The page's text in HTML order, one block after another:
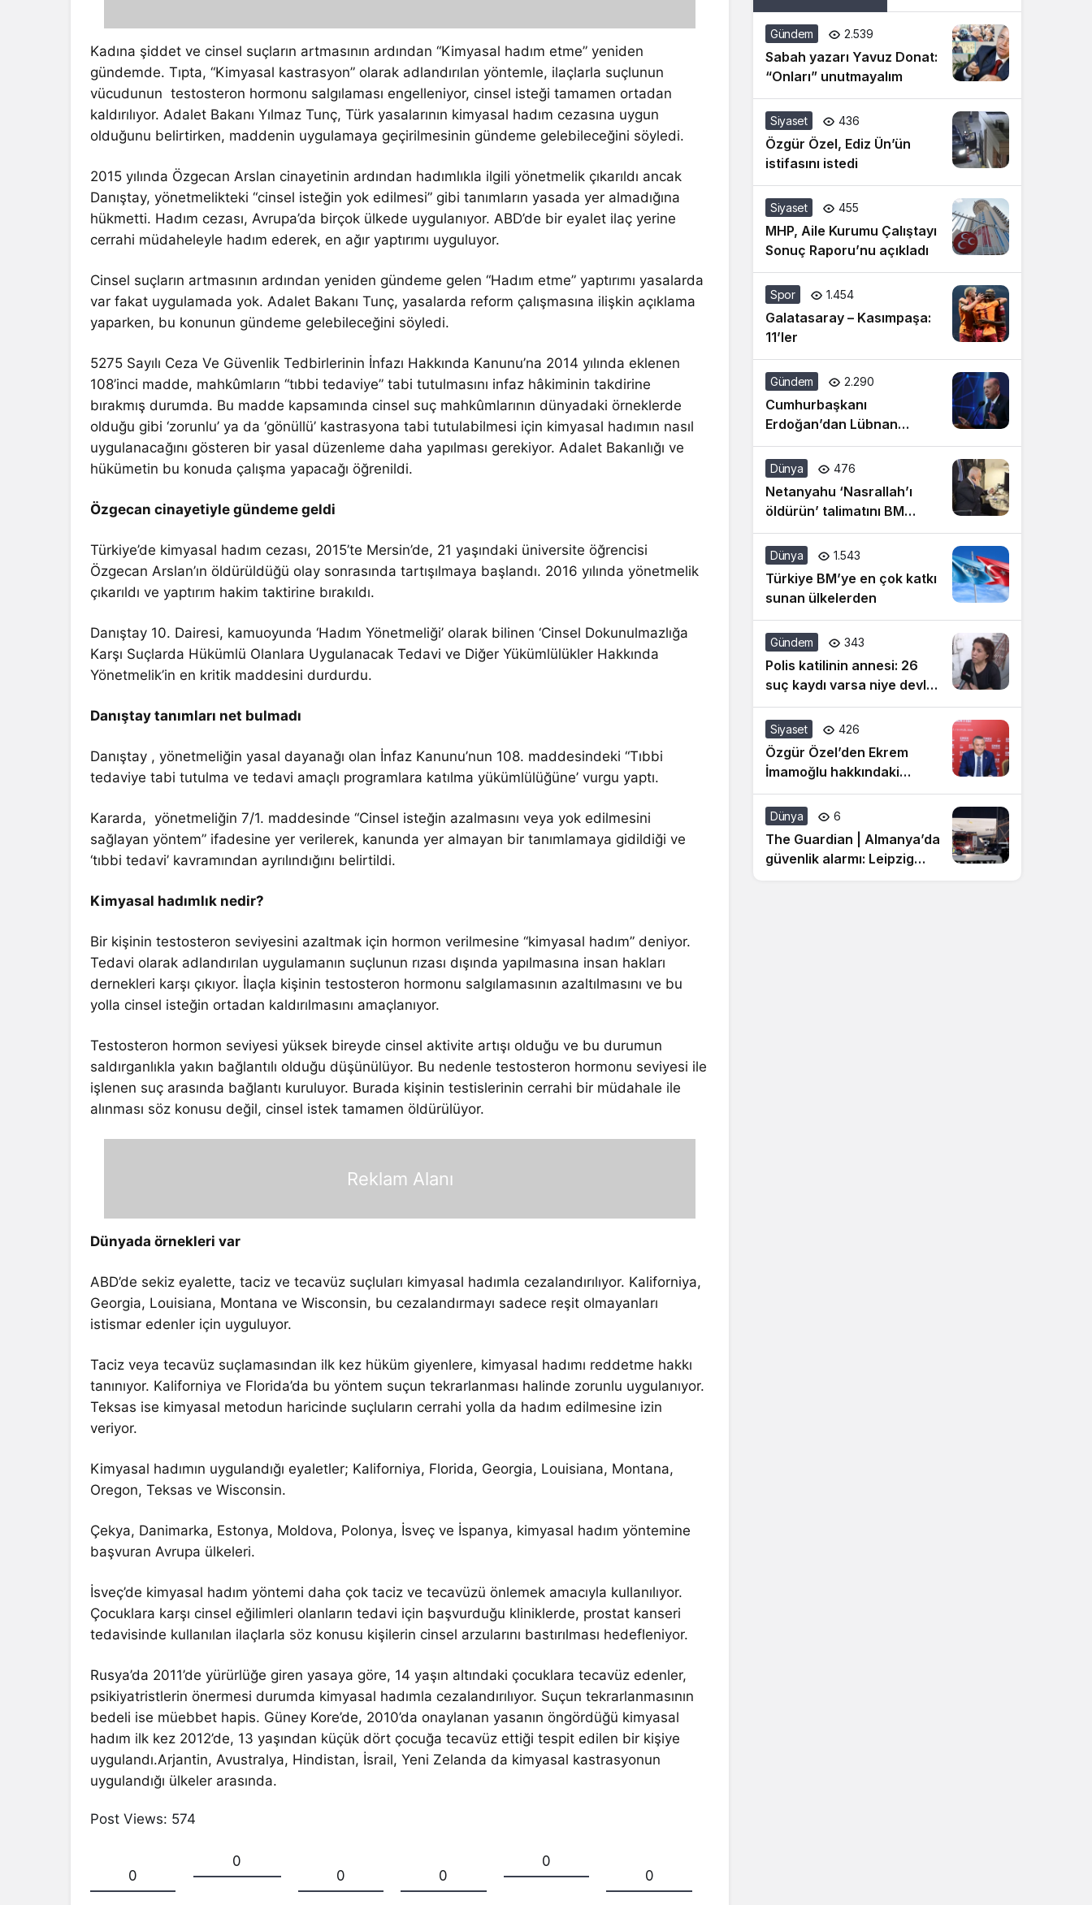
Kadına şiddet ve cinsel suçların artmasının ardından “Kimyasal hadım etme” yeniden
gündemde. Tıpta, “Kimyasal kastrasyon” olarak adlandırılan yöntemle, ilaçlarla suçlunun
vücudunun testosteron hormonu salgılaması engelleniyor, cinsel isteği tamamen ortadan
kaldırılıyor. Adalet Bakanı Yılmaz Tunç, Türk yasalarının kimyasal hadım cezasına uygun
olduğunu belirtirken, maddenin uygulamaya geçirilmesinin gündeme gelebileceğini söyledi.
2015 yılında Özgecan Arslan cinayetinin ardından hadımlıkla ilgili yönetmelik çıkarıldı ancak
Danıştay, yönetmelikteki “cinsel isteğin yok edilmesi” gibi tanımların yasada yer almadığına
hükmetti. Hadım cezası, Avrupa’da birçok ülkede uygulanıyor. ABD’de bir eyalet ilaç yerine
cerrahi müdaheleyle hadım ederek, en ağır yaptırımı uyguluyor.
Cinsel suçların artmasının ardından yeniden gündeme gelen “Hadım etme” yaptırımı yasalarda
var fakat uygulamada yok. Adalet Bakanı Tunç, yasalarda reform çalışmasına ilişkin açıklama
yaparken, bu konunun gündeme gelebileceğini söyledi.
5275 Sayılı Ceza Ve Güvenlik Tedbirlerinin İnfazı Hakkında Kanunu’na 2014 yılında eklenen
108’inci madde, mahkûmların “tıbbi tedaviye” tabi tutulmasını infaz hâkiminin takdirine
bırakmış durumda. Bu madde kapsamında cinsel suç mahkûmlarının dünyadaki örneklerde
olduğu gibi ‘zorunlu’ ya da ‘gönüllü’ kastrasyona tabi tutulabilmesi için kimyasal hadımın nasıl
uygulanacağını gösteren bir yasal düzenleme daha yapılması gerekiyor. Adalet Bakanlığı ve
hükümetin bu konuda çalışma yapacağı öğrenildi.
Özgecan cinayetiyle gündeme geldi
Türkiye’de kimyasal hadım cezası, 2015’te Mersin’de, 21 yaşındaki üniversite öğrencisi
Özgecan Arslan’ın öldürüldüğü olay sonrasında tartışılmaya başlandı. 2016 yılında yönetmelik
çıkarıldı ve yaptırım hakim taktirine bırakıldı.
Danıştay 10. Dairesi, kamuoyunda ‘Hadım Yönetmeliği’ olarak bilinen ‘Cinsel Dokunulmazlığa
Karşı Suçlarda Hükümlü Olanlara Uygulanacak Tedavi ve Diğer Yükümlülükler Hakkında
Yönetmelik’in en kritik maddesini durdurdu.
Danıştay tanımları net bulmadı
Danıştay , yönetmeliğin yasal dayanağı olan İnfaz Kanunu’nun 108. maddesindeki “Tıbbi
tedaviye tabi tutulma ve tedavi amaçlı programlara katılma yükümlülüğüne’ vurgu yaptı.
Kararda, yönetmeliğin 7/1. maddesinde “Cinsel isteğin azalmasını veya yok edilmesini
sağlayan yöntem” ifadesine yer verilerek, kanunda yer almayan bir tanımlamaya gidildiği ve
‘tıbbi tedavi’ kavramından ayrılındığını belirtildi.
Kimyasal hadımlık nedir?
Bir kişinin testosteron seviyesini azaltmak için hormon verilmesine “kimyasal hadım” deniyor.
Tedavi olarak adlandırılan uygulamanın suçlunun rızası dışında yapılmasına insan hakları
dernekleri karşı çıkıyor. İlaçla kişinin testosteron hormonu salgılamasının azaltılmasını ve bu
yolla cinsel isteğin ortadan kaldırılmasını amaçlanıyor.
Testosteron hormon seviyesi yüksek bireyde cinsel aktivite artışı olduğu ve bu durumun
saldırganlıkla yakın bağlantılı olduğu düşünülüyor. Bu nedenle testosteron hormonu seviyesi ile
işlenen suç arasında bağlantı kuruluyor. Burada kişinin testislerinin cerrahi bir müdahale ile
alınması söz konusu değil, cinsel istek tamamen öldürülüyor.
Reklam Alanı
Dünyada örnekleri var
ABD’de sekiz eyalette, taciz ve tecavüz suçluları kimyasal hadımla cezalandırılıyor. Kaliforniya,
Georgia, Louisiana, Montana ve Wisconsin, bu cezalandırmayı sadece reşit olmayanları
istismar edenler için uyguluyor.
Taciz veya tecavüz suçlamasından ilk kez hüküm giyenlere, kimyasal hadımı reddetme hakkı
tanınıyor. Kaliforniya ve Florida’da bu yöntem suçun tekrarlanması halinde zorunlu uygulanıyor.
Teksas ise kimyasal metodun haricinde suçluların cerrahi yolla da hadım edilmesine izin
veriyor.
Kimyasal hadımın uygulandığı eyaletler; Kaliforniya, Florida, Georgia, Louisiana, Montana,
Oregon, Teksas ve Wisconsin.
Çekya, Danimarka, Estonya, Moldova, Polonya, İsveç ve İspanya, kimyasal hadım yöntemine
başvuran Avrupa ülkeleri.
İsveç’de kimyasal hadım yöntemi daha çok taciz ve tecavüzü önlemek amacıyla kullanılıyor.
Çocuklara karşı cinsel eğilimleri olanların tedavi için başvurduğu kliniklerde, prostat kanseri
tedavisinde kullanılan ilaçlarla söz konusu kişilerin cinsel arzularını bastırılması hedefleniyor.
Rusya’da 2011’de yürürlüğe giren yasaya göre, 14 yaşın altındaki çocuklara tecavüz edenler,
psikiyatristlerin önermesi durumda kimyasal hadımla cezalandırılıyor. Suçun tekrarlanmasının
bedeli ise müebbet hapis. Güney Kore’de, 2010’da onaylanan yasanın öngördüğü kimyasal
hadım ilk kez 2012’de, 13 yaşından küçük dört çocuğa tecavüz ettiği tespit edilen bir kişiye
uygulandı.Arjantin, Avustralya, Hindistan, İsrail, Yeni Zelanda da kimyasal kastrasyonun
uygulandığı ülkeler arasında.
Post Views: 574
0
0
0
0
0
0
Gündem 2.539
Sabah yazarı Yavuz Donat:
“Onları” unutmayalım
Siyaset 436
Özgür Özel, Ediz Ün’ün
istifasını istedi
Siyaset 455
MHP, Aile Kurumu Çalıştayı
Sonuç Raporu’nu açıkladı
Spor 1.454
Galatasaray – Kasımpaşa:
11’ler
Gündem 2.290
Cumhurbaşkanı
Erdoğan’dan Lübnan
açıklaması: İsrail’in cinnet
siyasetine artık dur
denilmeli
Dünya 476
Netanyahu ‘Nasrallah’ı
öldürün’ talimatını BM
konuşması öncesi vermiş!
Dünya 1.543
Türkiye BM’ye en çok katkı
sunan ülkelerden
Gündem 343
Polis katilinin annesi: 26
suç kaydı varsa niye devlet
bunu almadı
Siyaset 426
Özgür Özel’den Ekrem
İmamoğlu hakkındaki
hakaret davasına ilişkin
açıklama
Dünya 6
The Guardian | Almanya’da
güvenlik alarmı: Leipzig